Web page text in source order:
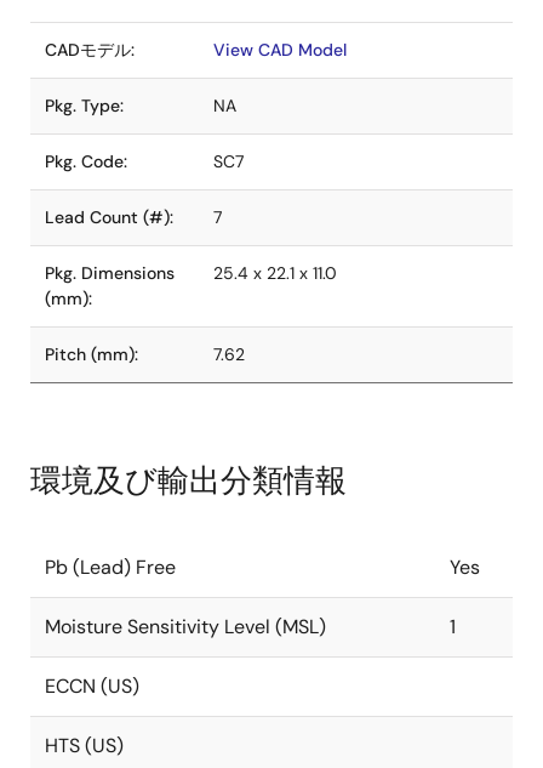
CADモデル: View CAD Model
Pkg. Type: NA
Pkg. Code: SC7
Lead Count (#): 7
Pkg. Dimensions
(mm):
25.4 x 22.1 x 11.0
Pitch (mm): 7.62
環境及び輸出分類情報
Pb (Lead) Free Yes
Moisture Sensitivity Level (MSL) 1
ECCN (US)
HTS (US)